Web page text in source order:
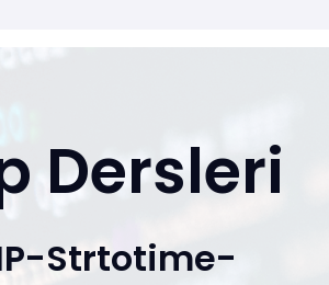
Dersleri
Strtotime-